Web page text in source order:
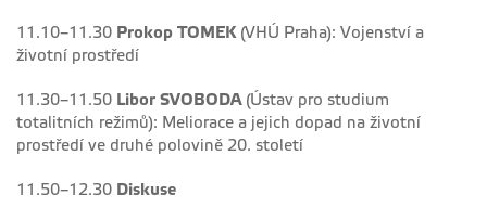
11.10–11.30 Prokop TOMEK (VHÚ Praha): Vojenství a
životní prostředí
11.30–11.50 Libor SVOBODA (Ústav pro studium
totalitních režimů): Meliorace a jejich dopad na životní
prostředí ve druhé polovině 20. století
11.50–12.30 Diskuse